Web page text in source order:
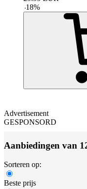
-18%
Advertisement
GESPONSORD
Aanbiedingen van
Sorteren op:
Beste prijs